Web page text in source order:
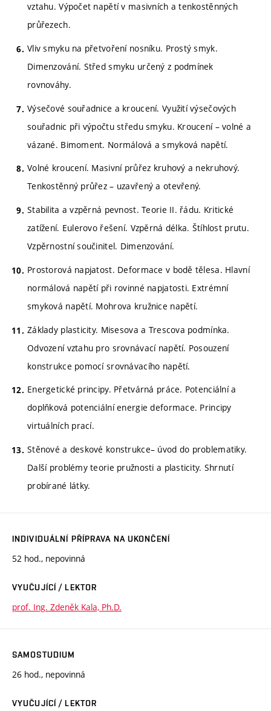
vztahu. Výpočet napětí v masivních a tenkostěnných
průřezech.
Vliv smyku na přetvoření nosníku. Prostý smyk.
Dimenzování. Střed smyku určený z podmínek
rovnováhy.
Výsečové souřadnice a kroucení. Využití výsečových
souřadnic při výpočtu středu smyku. Kroucení – volné a
vázané. Bimoment. Normálová a smyková napětí.
Volné kroucení. Masivní průřez kruhový a nekruhový.
Tenkostěnný průřez – uzavřený a otevřený.
Stabilita a vzpěrná pevnost. Teorie II. řádu. Kritické
zatížení. Eulerovo řešení. Vzpěrná délka. Štíhlost prutu.
Vzpěrnostní součinitel. Dimenzování.
Prostorová napjatost. Deformace v bodě tělesa. Hlavní
normálová napětí při rovinné napjatosti. Extrémní
smyková napětí. Mohrova kružnice napětí.
Základy plasticity. Misesova a Trescova podmínka.
Odvození vztahu pro srovnávací napětí. Posouzení
konstrukce pomocí srovnávacího napětí.
Energetické principy. Přetvárná práce. Potenciální a
doplňková potenciální energie deformace. Principy
virtuálních prací.
Stěnové a deskové konstrukce– úvod do problematiky.
Další problémy teorie pružnosti a plasticity. Shrnutí
probírané látky.
INDIVIDUÁLNÍ PŘÍPRAVA NA UKONČENÍ
52 hod., nepovinná
VYUČUJÍCÍ / LEKTOR
prof. Ing. Zdeněk Kala, Ph.D.
SAMOSTUDIUM
26 hod., nepovinná
VYUČUJÍCÍ / LEKTOR